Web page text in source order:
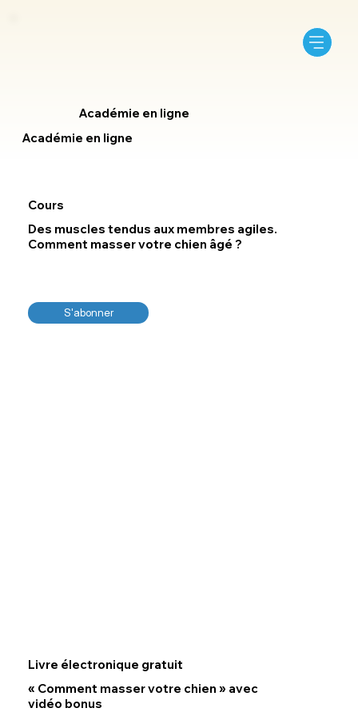
Académie en ligne
Académie en ligne
Cours
Des muscles tendus aux membres agiles.
Comment masser votre chien âgé ?
S'abonner
Livre électronique gratuit
« Comment masser votre chien » avec
vidéo bonus